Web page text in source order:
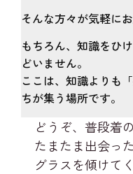
そんな方々が気軽に
もちろん、知識をひ
どいません。
ここは、知識よりも
ちが集う場所です。
どうぞ、普段着
たまたま出会っ
グラスを傾けて